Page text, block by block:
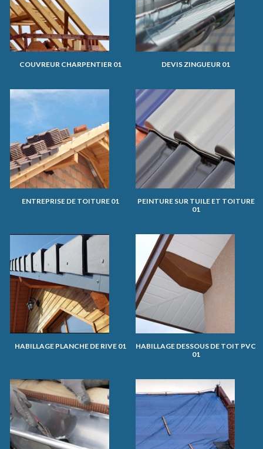
COUVREUR CHARPENTIER 01 DEVIS ZINGUEUR 01
ENTREPRISE DE TOITURE 01
PEINTURE SUR TUILE ET TOITURE
01
HABILLAGE PLANCHE DE RIVE 01
HABILLAGE DESSOUS DE TOIT PVC
01